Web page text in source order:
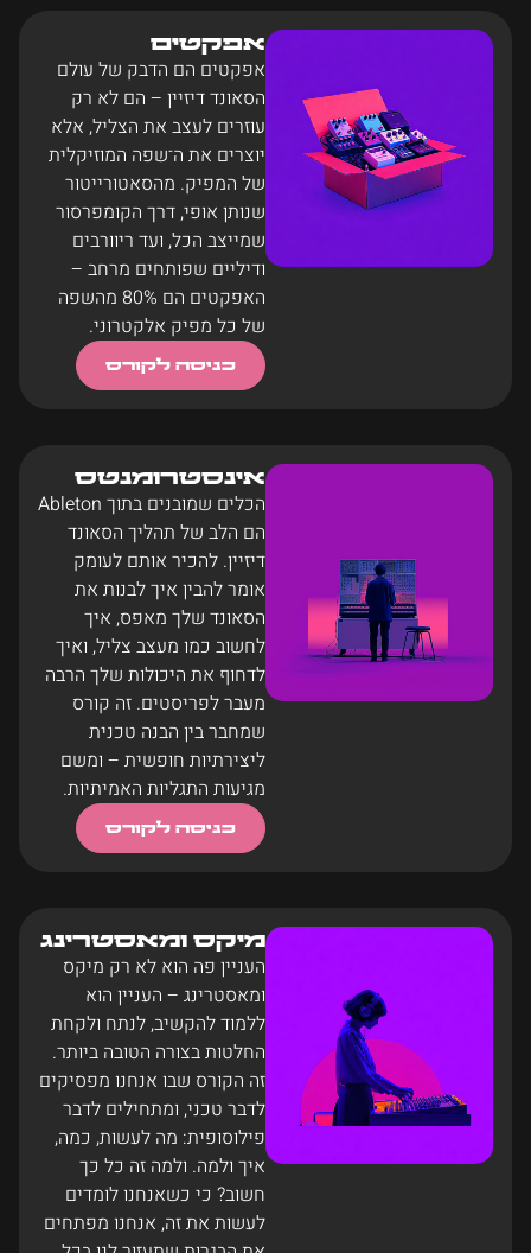
אפקטים
אפקטים הם הדבק של עולם
הסאונד דיזיין – הם לא רק
עוזרים לעצב את הצליל, אלא
יוצרים את ה־שפה המוזיקלית
של המפיק. מהסאטורייטור
שנותן אופי, דרך הקומפרסור
שמייצב הכל, ועד ריוורבים
ודיליים שפותחים מרחב –
האפקטים הם 80% מהשפה
של כל מפיק אלקטרוני.
כניסה לקורס
אינסטרומנטס
הכלים שמובנים בתוך Ableton
הם הלב של תהליך הסאונד
דיזיין. להכיר אותם לעומק
אומר להבין איך לבנות את
הסאונד שלך מאפס, איך
לחשוב כמו מעצב צליל, ואיך
לדחוף את היכולות שלך הרבה
מעבר לפריסטים. זה קורס
שמחבר בין הבנה טכנית
ליצירתיות חופשית – ומשם
מגיעות התגליות האמיתיות.
כניסה לקורס
מיקס ומאסטרינג
העניין פה הוא לא רק מיקס
ומאסטרינג – העניין הוא
ללמוד להקשיב, לנתח ולקחת
החלטות בצורה הטובה ביותר.
זה הקורס שבו אנחנו מפסיקים
לדבר טכני, ומתחילים לדבר
פילוסופית: מה לעשות, כמה,
איך ולמה. ולמה זה כל כך
חשוב? כי כשאנחנו לומדים
לעשות את זה, אנחנו מפתחים